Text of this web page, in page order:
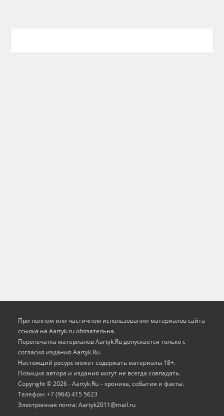
При полном или частичном использовании материалов сайта
ссылка на Aartyk.ru oбязательна.
Перепечатка материалов Aartyk.Ru допускается только с
согласия издания Aartyk.Ru.
Настоящий ресурс может содержать материалы 18+.
Позиция автора и издания могут не всегда совпадать.
Copyright © 2026 - Aartyk.Ru – хроника, события и факты.
Телефон: +7 (964) 415 5623
Электронная почта: Aartyk2011@mail.ru